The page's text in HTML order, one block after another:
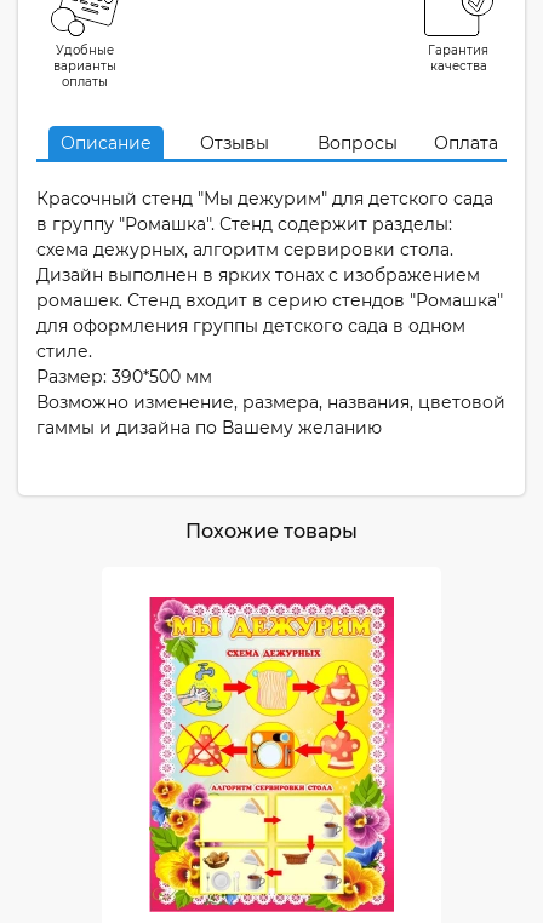
Удобные
варианты
оплаты
Гарантия
качества
Описание Отзывы Вопросы Оплата
Красочный стенд "Мы дежурим" для детского сада
в группу "Ромашка". Стенд содержит разделы:
схема дежурных, алгоритм сервировки стола.
Дизайн выполнен в ярких тонах с изображением
ромашек. Стенд входит в серию стендов "Ромашка"
для оформления группы детского сада в одном
стиле.
Размер: 390*500 мм
Возможно изменение, размера, названия, цветовой
гаммы и дизайна по Вашему желанию
Похожие товары